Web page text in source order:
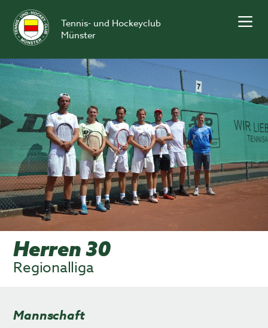
content
Tennis- und Hockeyclub
Münster
Herren 30
Regionalliga
Mannschaft